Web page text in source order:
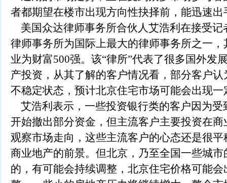
者都期望在楼市出现方向性抉择前，能迅速出
美国众达律师事务所合伙人艾浩利在接受记
律师事务所为国际上最大的律师事务所之一
业为财富500强。该“律所”代表了很多国外发
产投资，从其了解的客户情况看，部分客户
不稳定状态，预计北京住宅市场可能会出现一
艾浩利表示，一些投资银行类的客户因为受
开始撤出部分资金，但主流客户主要投资在
观察市场走向，这些主流客户的心态还是很
商业地产的前景。但北京，乃至全国一些城
的，有可能会持续调整，北京住宅价格可能